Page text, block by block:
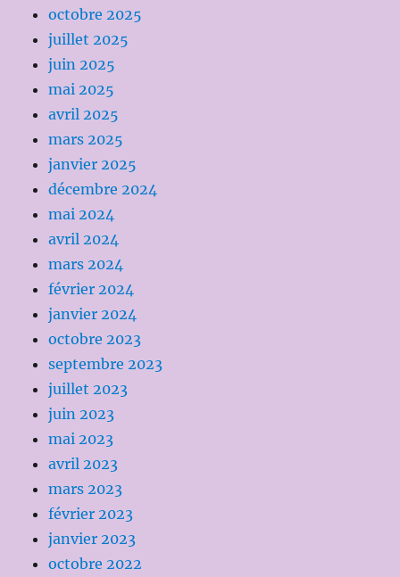
octobre 2025
juillet 2025
juin 2025
mai 2025
avril 2025
mars 2025
janvier 2025
décembre 2024
mai 2024
avril 2024
mars 2024
février 2024
janvier 2024
octobre 2023
septembre 2023
juillet 2023
juin 2023
mai 2023
avril 2023
mars 2023
février 2023
janvier 2023
octobre 2022